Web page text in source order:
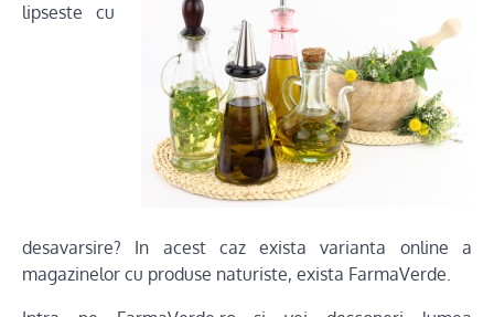
lipseste cu
desavarsire? In acest caz exista varianta online a
magazinelor cu produse naturiste, exista FarmaVerde.